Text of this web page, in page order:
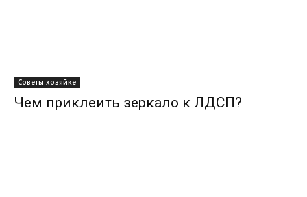
Советы хозяйке
Чем приклеить зеркало к ЛДСП?